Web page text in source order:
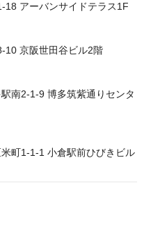
18 アーバンサイドテラス1F
10 京阪世田谷ビル2階
南2-1-9 博多筑紫通りセンタ
町1-1-1 小倉駅前ひびきビル